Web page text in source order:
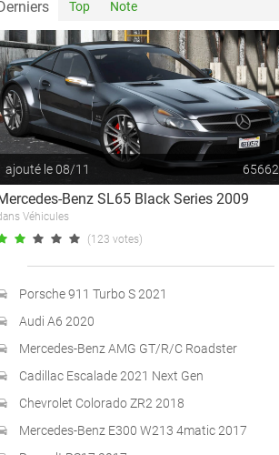
Top Note
ajouté le 08/11 65662
Benz SL65 Black Series 2009
Véhicules
(123 votes)
Porsche 911 Turbo S 2021
Audi A6 2020
Mercedes-Benz AMG GT/R/C Roadster
Cadillac Escalade 2021 Next Gen
Chevrolet Colorado ZR2 2018
Mercedes-Benz E300 W213 4matic 2017